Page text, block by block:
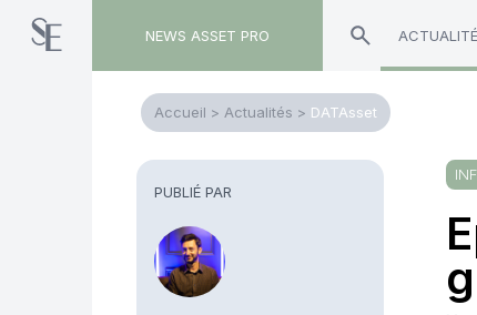
NEWS ASSET PRO
Accueil > Actualités > DATAsset
PUBLIÉ PAR